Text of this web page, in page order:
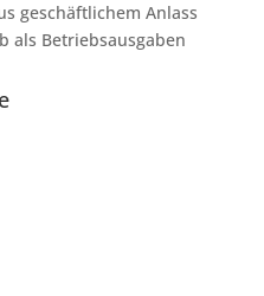
geschäftlichem Anlass
als Betriebsausgaben